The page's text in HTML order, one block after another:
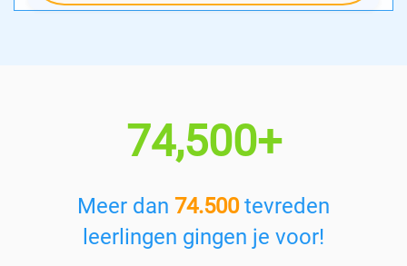
74,500+
Meer dan 74.500tevreden
leerlingen gingen je voor!